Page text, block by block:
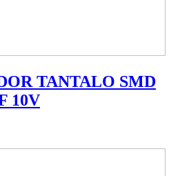
TANTALO SMD
10V